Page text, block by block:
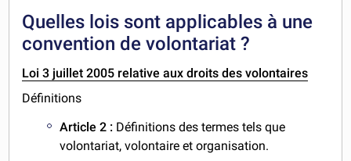
Quelles lois sont applicables à une
convention de volontariat ?
Loi 3 juillet 2005 relative aux droits des volontaires
Définitions
Article 2 : Définitions des termes tels que
volontariat, volontaire et organisation.